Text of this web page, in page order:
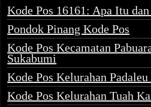
Kode Pos 16161: Apa Itu
Pondok Pinang Kode Pos
Kode Pos Kecamatan
Sukabumi
Kode Pos Kelurahan
Kode Pos Kelurahan Tuah